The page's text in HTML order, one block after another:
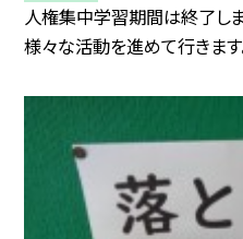
人権集中学習期間は終了し
様々な活動を進めて行きます